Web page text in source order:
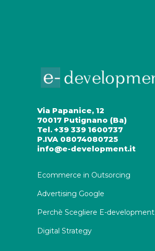
Via Papanice, 12
70017 Putignano (Ba)
Tel. +39 339 1600737
P.IVA 08074080725
info@e-development.it
Ecommerce in Outsorcing
Advertising Google
Perchè Scegliere E-development
Digital Strategy